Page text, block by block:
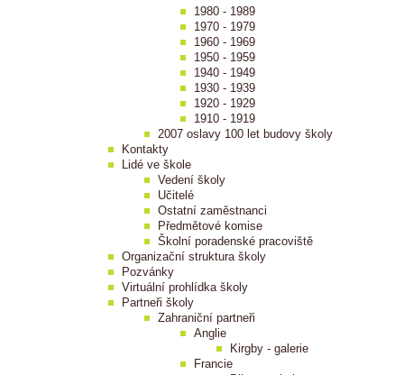
1980 - 1989
1970 - 1979
1960 - 1969
1950 - 1959
1940 - 1949
1930 - 1939
1920 - 1929
1910 - 1919
2007 oslavy 100 let budovy školy
Kontakty
Lidé ve škole
Vedení školy
Učitelé
Ostatní zaměstnanci
Předmětové komise
Školní poradenské pracoviště
Organizační struktura školy
Pozvánky
Virtuální prohlídka školy
Partneři školy
Zahraniční partneři
Anglie
Kirgby - galerie
Francie